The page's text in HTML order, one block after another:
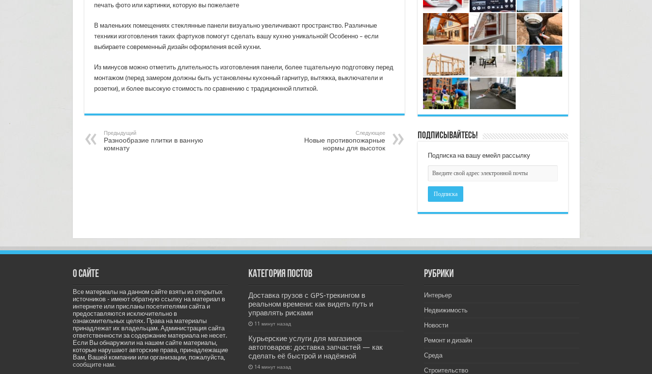
печать фото или картинки, которую вы пожелаете
В маленьких помещениях стеклянные панели визуально увеличивают пространство. Различные
техники изготовления таких фартуков помогут сделать вашу кухню уникальной! Особенно – если
выбираете современный дизайн оформления всей кухни.
Из минусов можно отметить длительность изготовления панели, более тщательную подготовку перед
монтажом (перед замером должны быть установлены кухонный гарнитур, вытяжка, выключатели и
розетки), и более высокую стоимость по сравнению с традиционной плиткой.
Предыдущий
Разнообразие плитки в ванную
комнату
Следующее
Новые противопожарные
нормы для высоток
Подписывайтесь!
Подписка на вашу емейл рассылку
О сайте
Все материалы на данном сайте взяты из открытых
источников - имеют обратную ссылку на материал в
интернете или присланы посетителями сайта и
предоставляются исключительно в
ознакомительных целях. Права на материалы
принадлежат их владельцам. Администрация сайта
ответственности за содержание материала не несет.
Если Вы обнаружили на нашем сайте материалы,
которые нарушают авторские права, принадлежащие
Вам, Вашей компании или организации, пожалуйста,
сообщите нам.
Категория постов
Доставка грузов с GPS‑трекингом в
реальном времени: как видеть путь и
управлять рисками
11 минут назад
Курьерские услуги для магазинов
автотоваров: доставка запчастей — как
сделать её быстрой и надёжной
14 минут назад
РУбрики
Интерьер
Недвижимость
Новости
Ремонт и дизайн
Среда
Строительство